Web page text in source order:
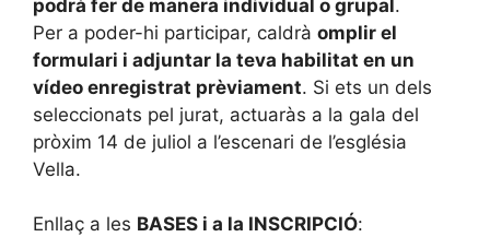
podrà fer de manera individual o grupal.
Per a poder-hi participar, caldrà omplir el
formulari i adjuntar la teva habilitat en un
vídeo enregistrat prèviament. Si ets un dels
seleccionats pel jurat, actuaràs a la gala del
pròxim 14 de juliol a l’escenari de l’església
Vella.
Enllaç a les BASES i a la INSCRIPCIÓ: